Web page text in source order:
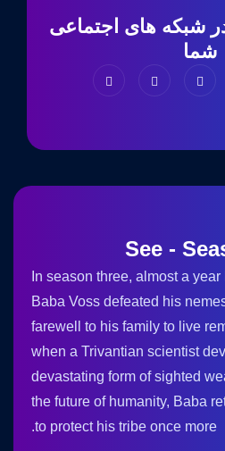
شبکه های اجتماعی
شما
See -
In season three, almost a
Baba Voss defeated his
farewell to his family to live
when a Trivantian scientist
devastating form of sighted
the future of humanity, Baba
to protect his tribe once more.